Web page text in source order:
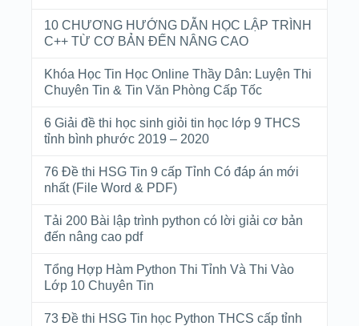
10 CHƯƠNG HƯỚNG DẪN HỌC LẬP TRÌNH
C++ TỪ CƠ BẢN ĐẾN NÂNG CAO
Khóa Học Tin Học Online Thầy Dân: Luyện Thi
Chuyên Tin & Tin Văn Phòng Cấp Tốc
6 Giải đề thi học sinh giỏi tin học lớp 9 THCS
tỉnh bình phước 2019 – 2020
76 Đề thi HSG Tin 9 cấp Tỉnh Có đáp án mới
nhất (File Word & PDF)
Tải 200 Bài lập trình python có lời giải cơ bản
đến nâng cao pdf
Tổng Hợp Hàm Python Thi Tỉnh Và Thi Vào
Lớp 10 Chuyên Tin
73 Đề thi HSG Tin học Python THCS cấp tỉnh